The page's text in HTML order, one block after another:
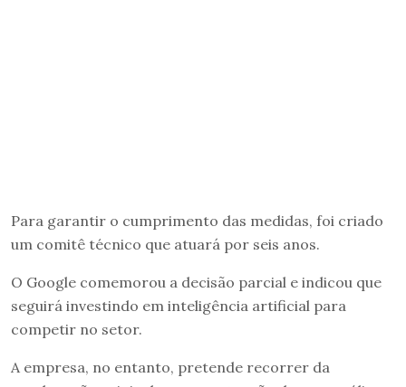
Para garantir o cumprimento das medidas, foi criado
um comitê técnico que atuará por seis anos.
O Google comemorou a decisão parcial e indicou que
seguirá investindo em inteligência artificial para
competir no setor.
A empresa, no entanto, pretende recorrer da